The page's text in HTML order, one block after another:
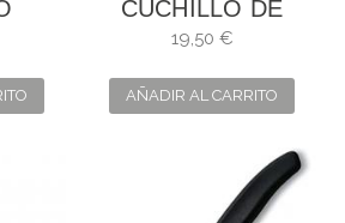
DE
CUCHILLO DE
PANADERO DE
19,50 €
AÑADIR AL CARRITO